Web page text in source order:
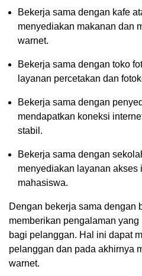
Bekerja sama dengan kafe
menyediakan makanan dan
warnet.
Bekerja sama dengan toko
layanan percetakan dan
Bekerja sama dengan
mendapatkan koneksi
stabil.
Bekerja sama dengan
menyediakan layanan akses
mahasiswa.
Dengan bekerja sama dengan
memberikan pengalaman
bagi pelanggan. Hal ini dapat
pelanggan dan pada akhirnya
warnet.